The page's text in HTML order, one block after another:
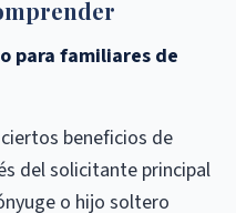
para familiares de
beneficios de
del solicitante principal
o hijo soltero